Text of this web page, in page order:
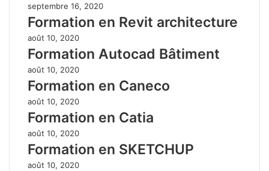
septembre 16, 2020
Formation en Revit architecture
août 10, 2020
Formation Autocad Bâtiment
août 10, 2020
Formation en Caneco
août 10, 2020
Formation en Catia
août 10, 2020
Formation en SKETCHUP
août 10, 2020